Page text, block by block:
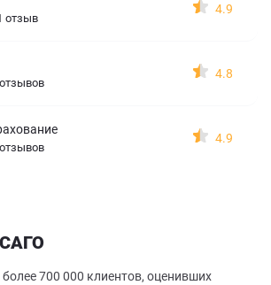
отзыв
4.9
4.8
4.9
700 000 клиентов, оценивших